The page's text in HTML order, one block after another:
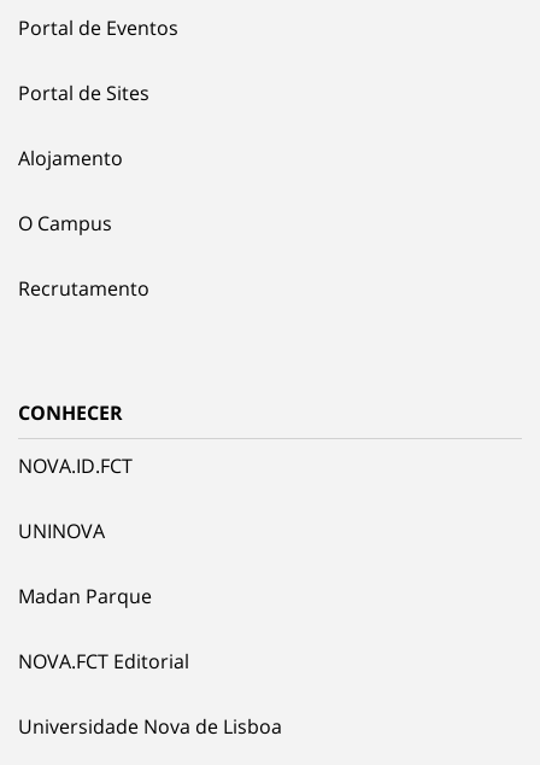
Portal de Eventos
Portal de Sites
Alojamento
O Campus
Recrutamento
CONHECER
NOVA.ID.FCT
UNINOVA
Madan Parque
NOVA.FCT Editorial
Universidade Nova de Lisboa